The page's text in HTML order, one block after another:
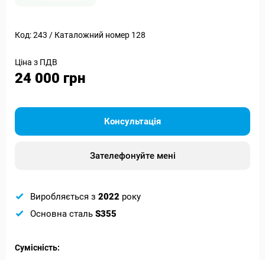
Код: 243 / Каталожний номер 128
Ціна з ПДВ
24 000 грн
Консультація
Зателефонуйте мені
Виробляється з 2022 року
Основна сталь S355
Сумісність: